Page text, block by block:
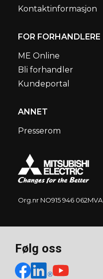
Org.nr NO915 946 062MVA
Kontaktinformasjon
FOR FORHANDLERE
ME Online
Bli forhandler
Kundeportal
ANNET
Presserom
Følg oss